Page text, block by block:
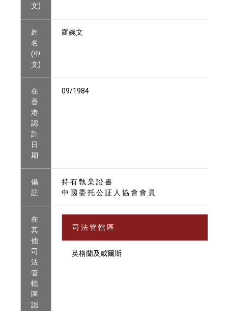
文)
姓
名
(中
文)
羅婉文
在
香
港
認
許
日
期
09/1984
備
註
持 有 執 業 證 書
中 國 委 托 公 証 人 協 會 會 員
在
其
他
司
法
管
轄
區
認
司 法 管 轄 區
英格蘭及威爾斯